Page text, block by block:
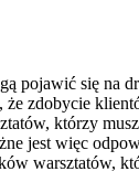
pojawić się na
zdobycie
którzy
jest więc
warsztatów,